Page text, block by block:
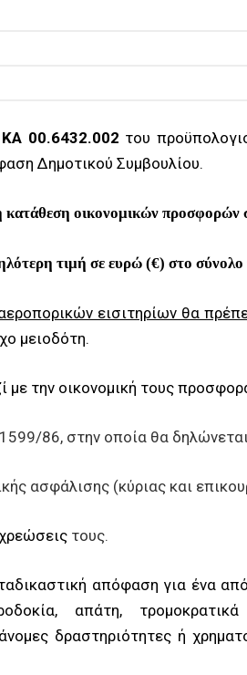
ΚΑ 00.6432.002 του
Δημοτικού Συμβουλίου.
κατάθεση οικονομικών
τιμή σε ευρώ (€) στο
εισιτηρίων θα
μειοδότη.
με την οικονομική τους
86, στην οποία θα
ασφάλισης (κύριας και
τους.
απόφαση για ένα
απάτη,
δραστηριότητες ή